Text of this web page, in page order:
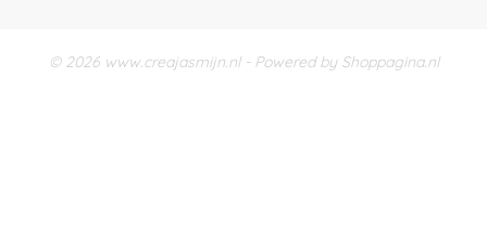
© 2026 www.creajasmijn.nl - Powered by Shoppagina.nl